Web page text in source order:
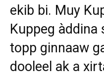
ekib bi. Muy
Kuppeg àddina
topp ginnaaw
dooleel ak a